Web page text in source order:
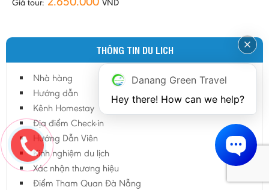
Giá tour: VND
THÔNG TIN DU LICH
Nhà hàng
Hướng dẫn
Kênh Homestay
Địa điểm Check-in
Hướng Dẫn Viên
Kinh nghiệm du lịch
Xác nhận thương hiệu
Điểm Tham Quan Đà Nẵng
Danang Green Travel
Hey there! How can we help?